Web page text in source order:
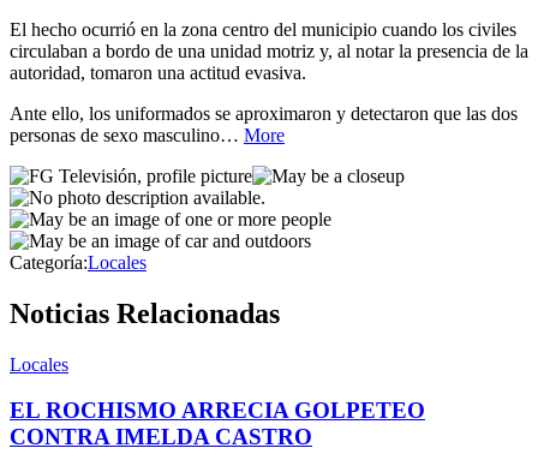
El hecho ocurrió en la zona centro del municipio cuando los civiles
circulaban a bordo de una unidad motriz y, al notar la presencia de la
autoridad, tomaron una actitud evasiva.
Ante ello, los uniformados se aproximaron y detectaron que las dos
personas de sexo masculino… More
Categoría:Locales
Noticias Relacionadas
Locales
EL ROCHISMO ARRECIA GOLPETEO
CONTRA IMELDA CASTRO